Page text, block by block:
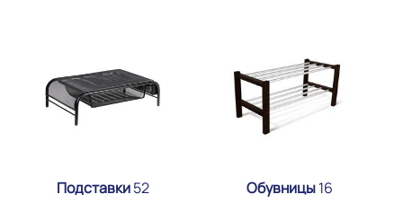
Подставки52 Обувницы16